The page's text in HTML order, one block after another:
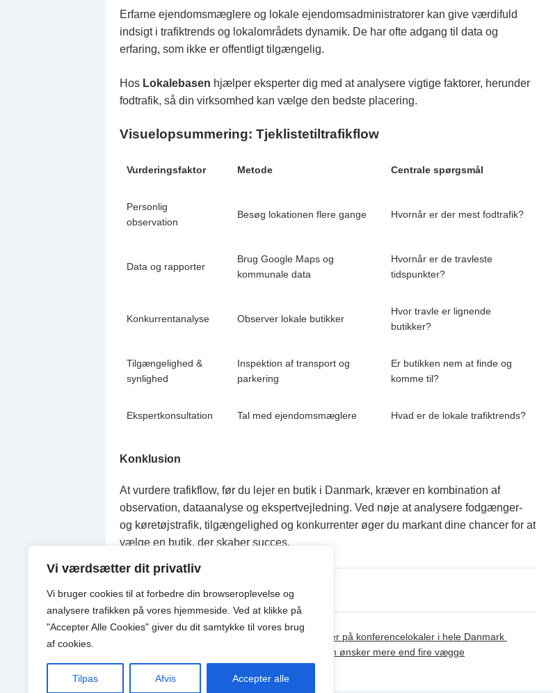
Vi værdsætter dit privatliv
Vi bruger cookies til at forbedre din browseroplevelse og
analysere trafikken på vores hjemmeside Ved at klikke på
"Accepter Alle Cookies" giver du dit samtykke til vores brug
af cookies.
Tilpas Afvis Accepter alle
Erfarne ejendomsmæglere og lokale ejendomsadministratorer kan give værdifuld
indsigt i trafiktrends og lokalområdets dynamik. De har ofte adgang til data og
erfaring, som ikke er offentligt tilgængelig.
Hos Lokalebasen hjælper eksperter dig med at analysere vigtige faktorer, herunder
fodtrafik, så din virksomhed kan vælge den bedste placering.
Visuel opsummering: Tjeklistetil trafikflow
Vurderingsfaktor Metode Centrale spørgsmål
Personlig
observation
Besøg lokationen flere gange Hvornår er der mest fodtrafik?
Data og rapporter
Brug Google Maps og
kommunale data
Hvornår er de travleste
tidspunkter?
Konkurrentanalyse Observer lokale butikker
Hvor travle er lignende
butikker?
Tilgængelighed &
synlighed
Inspektion af transport og
parkering
Er butikken nem at finde og
komme til?
Ekspertkonsultation Tal med ejendomsmæglere Hvad er de lokale trafiktrends?
Konklusion
At vurdere trafikflow, før du lejer en butik i Danmark, kræver en kombination af
observation, dataanalyse og ekspertvejledning. Ved nøje at analysere fodgænger-
og køretøjstrafik, tilgængelighed og konkurrenter øger du markant dine chancer for at
vælge en butik, der skaber succes.
Categories:Uncategorized
Previous Post:
Fra København til Odense: Priser på konferencelokaler i hele Danmark
Leje af lager 2025: når virksomheden ønsker mere end fire vægge